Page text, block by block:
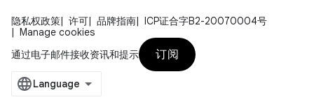
隐私权政策 许可 品牌指南
ICP证合字B2-20070004号
Manage cookies
通过电子邮件接收资讯和提示
订阅